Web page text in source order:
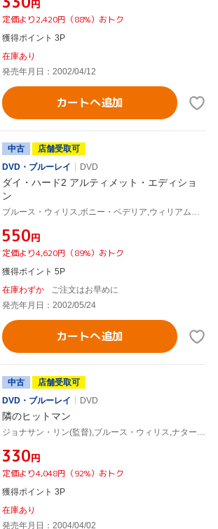
円
定価より2,420円（88%）おトク
獲得ポイント 3P
在庫あり
発売年月日：2002/04/12
カートへ追加
中古
店舗受取可
DVD・ブルーレイ
DVD
ダイ・ハード2 アルティメット・エディショ
ン
ブルース・ウィリス,ボニー・ベデリア,ウィリアム・アザートン,レニー・ハーリン,ローレンス・ゴードン,ジョエル・シルヴァー,チャールズ・ゴードン,マイケル・カーメン
¥550円
定価より4,620円（89%）おトク
獲得ポイント 5P
在庫わずか
ご注文はお早めに
発売年月日：2002/05/24
カートへ追加
中古
店舗受取可
DVD・ブルーレイ
DVD
隣のヒットマン
ジョナサン・リン(監督),ブルース・ウィリス,ナターシャ・ヘンストリッジ,マシュー・ペリー,マイケル・クラーク・ダンカン,ケヴィン・ポラック,ロザンナ・アークエット,ミッチェル・カプナー(脚本)
¥330円
定価より4,048円（92%）おトク
獲得ポイント 3P
在庫あり
発売年月日：2004/04/02